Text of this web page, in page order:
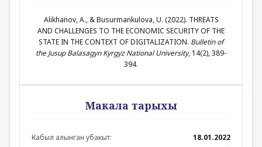
Alikhanov, A., & Busurmankulova, U. (2022). THREATS
AND CHALLENGES TO THE ECONOMIC SECURITY OF THE
STATE IN THE CONTEXT OF DIGITALIZATION. Bulletin of
the Jusup Balasagyn Kyrgyz National University, 14(2), 389-
394.
Макала тарыхы
Кабыл алынган убакыт:
18.01.2022